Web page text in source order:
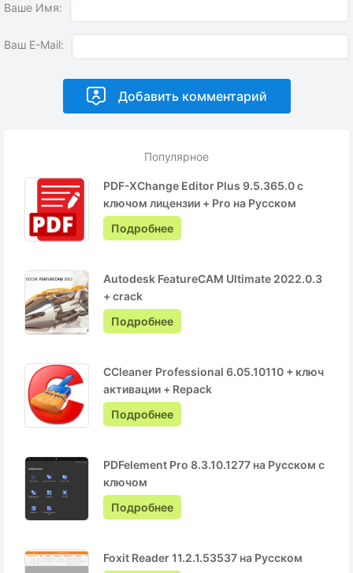
Популярное
PDF-XChange Editor Plus 9.5.365.0 с
ключом лицензии + Pro на Русском
Подробнее
Autodesk FeatureCAM Ultimate 2022.0.3
+ crack
Подробнее
CCleaner Professional 6.05.10110 + ключ
активации + Repack
Подробнее
PDFelement Pro 8.3.10.1277 на Русском с
ключом
Подробнее
Foxit Reader 11.2.1.53537 на Русском
Ваше Имя:
Ваш E-Mail: